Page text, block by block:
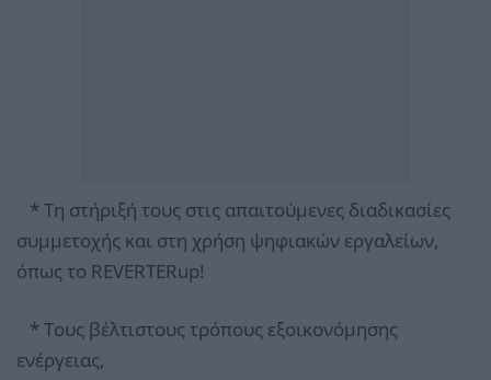
* Τη στήριξή τους στις απαιτούμενες διαδικασίες
συμμετοχής και στη χρήση ψηφιακών εργαλείων,
όπως το REVERTERup!
* Τους βέλτιστους τρόπους εξοικονόμησης
ενέργειας,